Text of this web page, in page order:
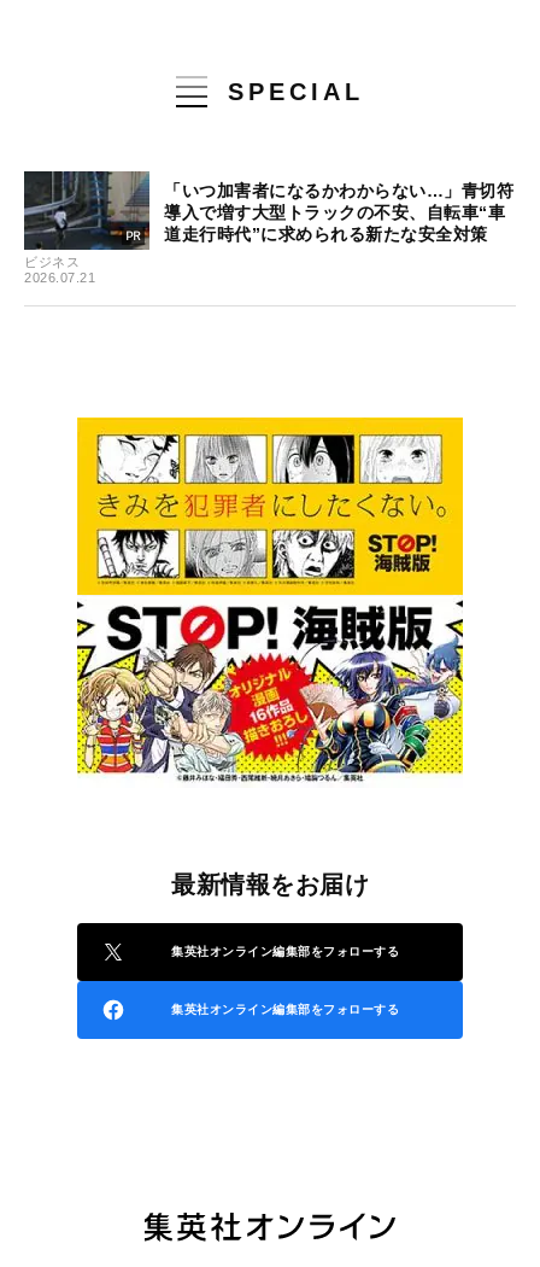
SPECIAL
ビジネス
2026.07.21
「いつ加害者になるかわからない…」青切符
導入で増す大型トラックの不安、自転車“車
道走行時代”に求められる新たな安全対策
最新情報をお届け
集英社オンライン編集部をフォローする
集英社オンライン編集部をフォローする